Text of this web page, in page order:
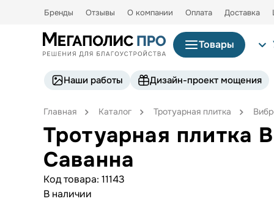
Бренды Отзывы О компании Оплата Доставка
Товары
Наши работы Дизайн-проект мощения
Главная Каталог Тротуарная плитка
Тротуарная плитка
Саванна
Код товара: 11143
В наличии